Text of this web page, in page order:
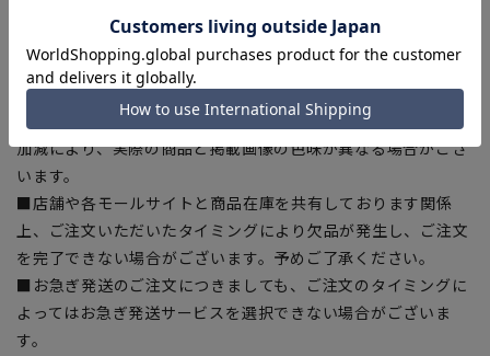
■サイズスペックは仕上がりサイズを記載しております。一
部、商品現物におすすめサイズ(ヌードサイズ)を記載している
商品もございます。
■ブラウザやお使いのモニター環境、また撮影時の室内外の光
加減により、実際の商品と掲載画像の色味が異なる場合がござ
います。
■店舗や各モールサイトと商品在庫を共有しております関係
上、ご注文いただいたタイミングにより欠品が発生し、ご注文
を完了できない場合がございます。予めご了承ください。
■お急ぎ発送のご注文につきましても、ご注文のタイミングに
よってはお急ぎ発送サービスを選択できない場合がございま
す。